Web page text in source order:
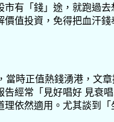
有「錢」途，就跑過去
值投資，免得把血汗錢
當時正值熱錢湧港，文
經常「見好唱好 見衰唱
依然適用。尤其談到「